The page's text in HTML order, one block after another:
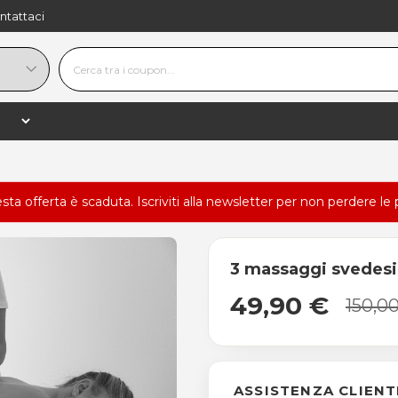
offerta è scaduta. Iscriviti alla newsletter per non perdere le
3 massaggi svedesi
49,90 €
ASSISTENZA